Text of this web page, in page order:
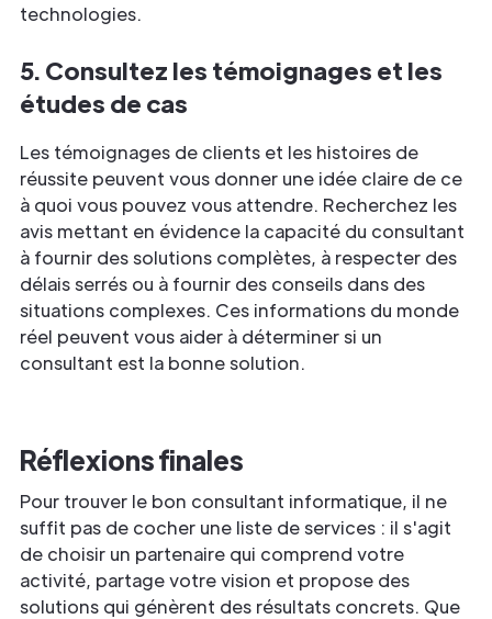
technologies.
5. Consultez les témoignages et les
études de cas
Les témoignages de clients et les histoires de
réussite peuvent vous donner une idée claire de ce
à quoi vous pouvez vous attendre. Recherchez les
avis mettant en évidence la capacité du consultant
à fournir des solutions complètes, à respecter des
délais serrés ou à fournir des conseils dans des
situations complexes. Ces informations du monde
réel peuvent vous aider à déterminer si un
consultant est la bonne solution.
Réflexions finales
Pour trouver le bon consultant informatique, il ne
suffit pas de cocher une liste de services : il s'agit
de choisir un partenaire qui comprend votre
activité, partage votre vision et propose des
solutions qui génèrent des résultats concrets. Que